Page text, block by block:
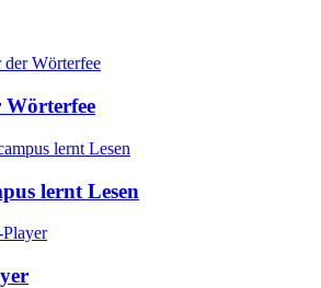
Wörterfee
lernt Lesen